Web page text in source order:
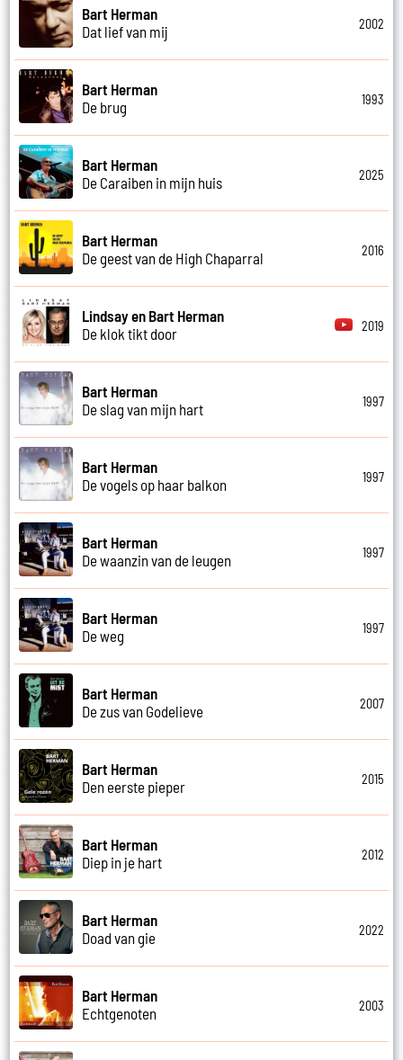
Bart Herman
Dat lief van mij
2002
Bart Herman
De brug
1993
Bart Herman
De Caraiben in mijn huis
2025
Bart Herman
De geest van de High Chaparral
2016
Lindsay en Bart Herman
De klok tikt door
2019
Bart Herman
De slag van mijn hart
1997
Bart Herman
De vogels op haar balkon
1997
Bart Herman
De waanzin van de leugen
1997
Bart Herman
De weg
1997
Bart Herman
De zus van Godelieve
2007
Bart Herman
Den eerste pieper
2015
Bart Herman
Diep in je hart
2012
Bart Herman
Doad van gie
2022
Bart Herman
Echtgenoten
2003